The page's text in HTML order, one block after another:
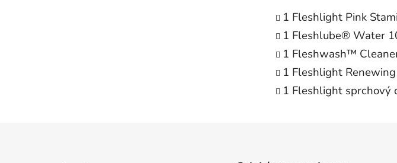
1 Fleshlight Pink
1 Fleshlube® Water
1 Fleshwash™
1 Fleshlight
1 Fleshlight sprchový